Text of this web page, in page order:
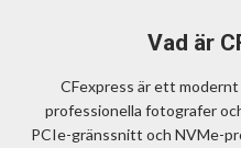
Vad är
CFexpress är ett
professionella fotografer
PCIe-gränssnitt och NVMe-